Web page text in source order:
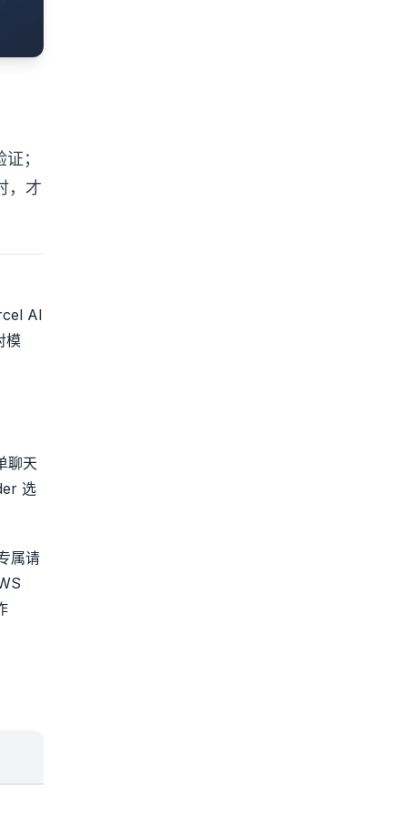
；
，才
AI
模
聊天
选
属请